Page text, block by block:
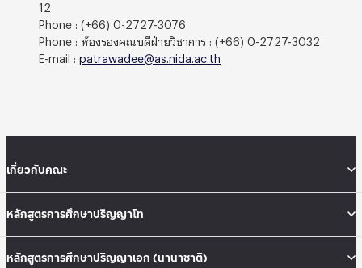
12
Phone : (+66) 0-2727-3076
Phone : ห้องรองคณบดีฝ่ายวิชาการ : (+66) 0-2727-3032
E-mail : patrawadee@as.nida.ac.th
เกี่ยวกับคณะ
หลักสูตรการศึกษาปริญญาโท
หลักสูตรการศึกษาปริญญาเอก (นานาชาติ)